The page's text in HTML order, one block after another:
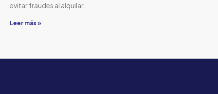
evitar fraudes al alquilar.
Leer más »